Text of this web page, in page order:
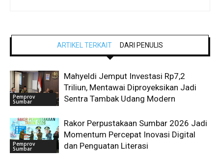
ARTIKEL TERKAIT DARI PENULIS
Pemprov
Sumbar
Mahyeldi Jemput Investasi Rp7,2
Triliun, Mentawai Diproyeksikan Jadi
Sentra Tambak Udang Modern
Pemprov
Sumbar
Rakor Perpustakaan Sumbar 2026 Jadi
Momentum Percepat Inovasi Digital
dan Penguatan Literasi